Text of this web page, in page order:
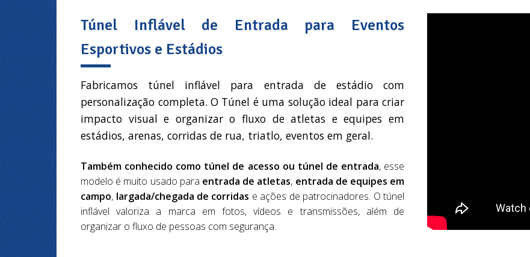
Túnel Inflável de Entrada para Eventos
Esportivos e Estádios
Fabricamos túnel inflável para entrada de estádio com
personalização completa. O Túnel é uma solução ideal para criar
impacto visual e organizar o fluxo de atletas e equipes em
estádios, arenas, corridas de rua, triatlo, eventos em geral.
Também conhecido como túnel de acesso ou túnel de entrada, esse
modelo é muito usado para entrada de atletas, entrada de equipes em
campo, largada/chegada de corridas e ações de patrocinadores. O túnel
inflável valoriza a marca em fotos, vídeos e transmissões, além de
organizar o fluxo de pessoas com segurança.